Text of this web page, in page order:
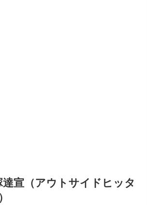
宣（アウトサイドヒッタ